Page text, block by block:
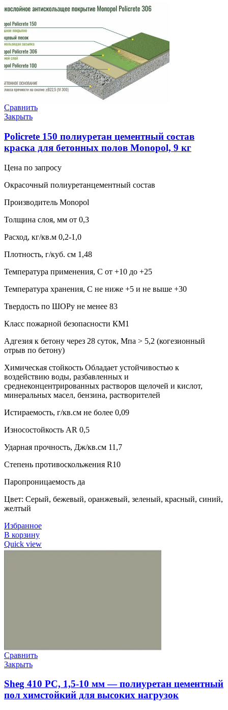
Сравнить
Закрыть
Policrete 150 полиуретан цементный состав
краска для бетонных полов Monopol, 9 кг
Цена по запросу
Окрасочный полиуретанцементный состав
Производитель Monopol
Толщина слоя, мм от 0,3
Расход, кг/кв.м 0,2-1,0
Плотность, г/куб. см 1,48
Температура применения, С от +10 до +25
Температура хранения, С не ниже +5 и не выше +30
Твердость по ШОРу не менее 83
Класс пожарной безопасности КМ1
Адгезия к бетону через 28 суток, Мпа > 5,2 (когезионный
отрыв по бетону)
Химическая стойкость Обладает устойчивостью к
воздействию воды, разбавленных и
среднеконцентрированных растворов щелочей и кислот,
минеральных масел, бензина, растворителей
Истираемость, г/кв.см не более 0,09
Износостойкость AR 0,5
Ударная прочность, Дж/кв.см 11,7
Степень противоскольжения R10
Паропроницаемость да
Цвет: Серый, бежевый, оранжевый, зеленый, красный, синий,
желтый
Избранное
В корзину
Quick view
Сравнить
Закрыть
Sheg 410 PC, 1,5-10 мм — полиуретан цементный
пол химстойкий для высоких нагрузок